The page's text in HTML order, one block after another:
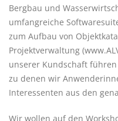
Bergbau und
umfangreiche
zum Aufbau von
Projektverwaltung (
unserer Kundschaft
zu denen wir
Interessenten aus den
Wir wollen auf den